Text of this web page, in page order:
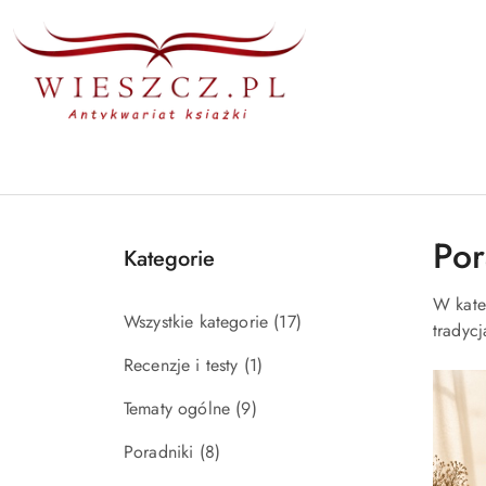
Przejdź do treści głównej
Przejdź do wyszukiwarki
Przejdź do moje konto
Przejdź do menu głównego
Przejdź do stopki
Kategorie
Wszystkie kategorie (17)
Recenzje i testy (1)
Tematy ogólne (9)
Poradniki (8)
W